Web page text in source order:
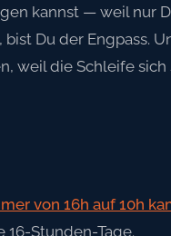
kannst — weil nur
Du der Engpass.
weil die Schleife
von 16h auf 10h
Stunden-Tage.